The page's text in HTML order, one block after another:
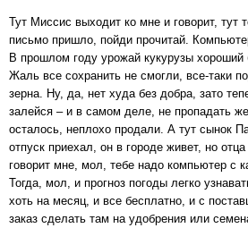
Тут Миссис выходит ко мне и говорит, тут
письмо пришло, пойди прочитай.
В прошлом году урожай кукурузы хороший
Жаль все сохранить не смогли, все-таки
зерна. Ну, да, нет худа без добра, зато
залейся – и в самом деле, не пропадать
осталось, неплохо продали. А тут сынок
отпуск приехал, он в городе живет, но
говорит мне, мол, тебе надо компьютер с
Тогда, мол, и прогноз погоды легко
хоть на месяц, и все бесплатно, и с
заказ сделать там на удобрения или